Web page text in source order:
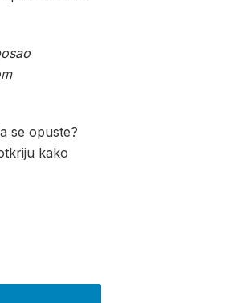
se opuste?
kako